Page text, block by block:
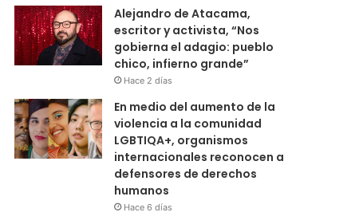
Alejandro de Atacama,
escritor y activista, “Nos
gobierna el adagio: pueblo
chico, infierno grande”
Hace 2 días
En medio del aumento de la
violencia a la comunidad
LGBTIQA+, organismos
internacionales reconocen a
defensores de derechos
humanos
Hace 6 días